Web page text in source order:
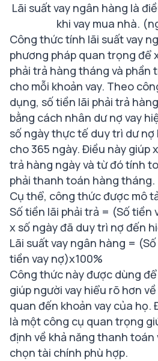
Lãi suất vay ngân hàng là
khi vay mua nhà.
Công thức tính lãi suất vay
phương pháp quan trọng để
phải trả hàng tháng và phần
cho mỗi khoản vay. Theo
dụng, số tiền lãi phải trả
bằng cách nhân dư nợ vay
số ngày thực tế duy trì dư nợ
cho 365 ngày. Điều này giúp
trả hàng ngày và từ đó tính
phải thanh toán hàng tháng.
Cụ thể, công thức được mô
Số tiền lãi phải trả = (Số tiền
x số ngày đã duy trì nợ đến
Lãi suất vay ngân hàng =
tiền vay nợ)x100%
Công thức này được dùng
giúp người vay hiểu rõ hơn
quan đến khoản vay của họ.
là một công cụ quan trọng
định về khả năng thanh toán
chọn tài chính phù hợp.